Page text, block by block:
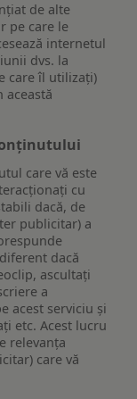
de alte
pe care le
internetul
dvs. la
care îl utilizați)
care vă este
cu
dacă, de
publicitar) a
dacă
ascultați
a
acest serviciu și
etc. Acest lucru
relevanța
care vă